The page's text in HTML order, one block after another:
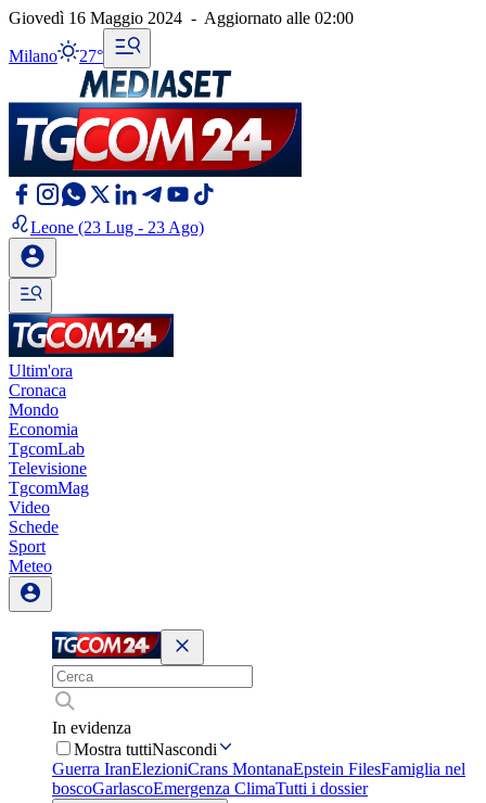
Giovedì 16 Maggio 2024 - Aggiornato alle 02:00
Milano 27°
Leone (23 Lug - 23 Ago)
Ultim'ora
Cronaca
Mondo
Economia
TgcomLab
Televisione
TgcomMag
Video
Schede
Sport
Meteo
In evidenza
Mostra tuttiNascondi
Guerra IranElezioniCrans MontanaEpstein FilesFamiglia nel
boscoGarlascoEmergenza ClimaTutti i dossier